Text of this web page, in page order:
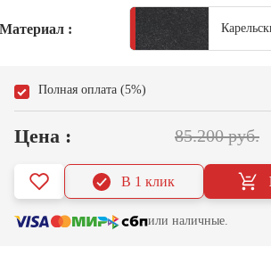
Материал :
Полная оплата (5%)
Цена : 85.200 руб.
В 1 клик
или наличные.